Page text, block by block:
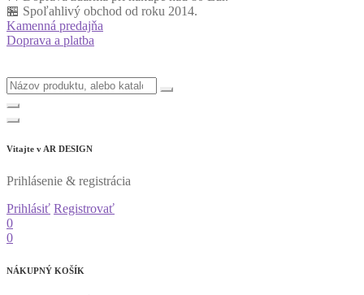
🏪 Spoľahlivý obchod od roku 2014.
Kamenná predajňa
Doprava a platba
Vitajte v AR DESIGN
Prihlásenie & registrácia
Prihlásiť Registrovať
0
0
NÁKUPNÝ KOŠÍK